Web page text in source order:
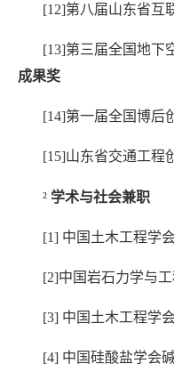
[12]第八届山东省互
[13]第三届全国地下
成果奖
[14]第一届全国博后
[15]山东省交通工程
² 学术与社会兼职
[1] 中国土木工程学
[2]中国岩石力学与
[3] 中国土木工程学
[4] 中国硅酸盐学会